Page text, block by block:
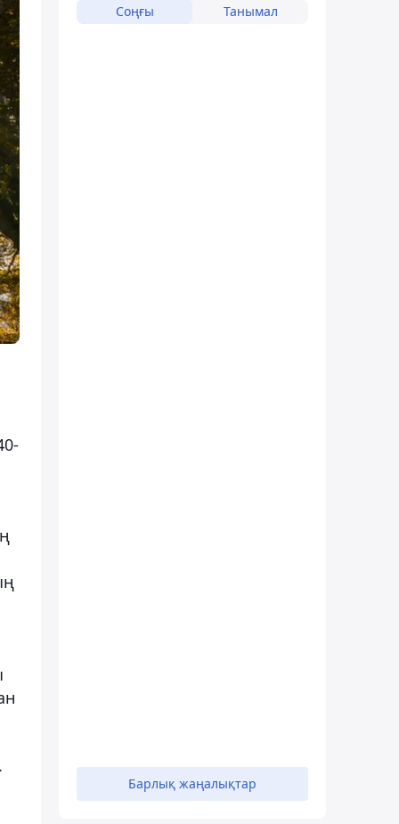
Соңғы Танымал
Барлық жаңалықтар